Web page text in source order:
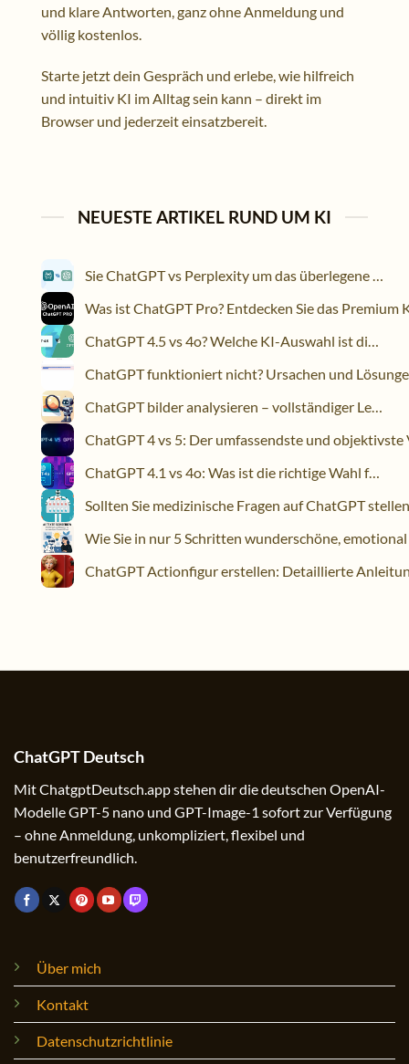
und klare Antworten, ganz ohne Anmeldung und
völlig kostenlos.
Starte jetzt dein Gespräch und erlebe, wie hilfreich
und intuitiv KI im Alltag sein kann – direkt im
Browser und jederzeit einsatzbereit.
NEUESTE ARTIKEL RUND UM KI
Sie ChatGPT vs Perplexity um das überlegene KI-Tool
ChatGPT 4.5 vs 4o? Welche KI-Auswahl ist die beste
ChatGPT bilder analysieren – vollständiger Leitfaden
ChatGPT 4.1 vs 4o: Was ist die richtige Wahl für dich?
ChatGPT Deutsch
Mit ChatgptDeutsch.app stehen dir die deutschen OpenAI-
Modelle GPT-5 nano und GPT-Image-1 sofort zur Verfügung
– ohne Anmeldung, unkompliziert, flexibel und
benutzerfreundlich.
Über mich
Kontakt
Datenschutzrichtlinie